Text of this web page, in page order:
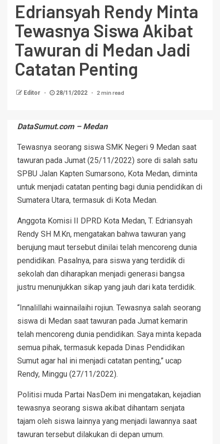
Edriansyah Rendy Minta
Tewasnya Siswa Akibat
Tawuran di Medan Jadi
Catatan Penting
Editor 28/11/2022 2 min read
DataSumut.com – Medan
Tewasnya seorang siswa SMK Negeri 9 Medan saat
tawuran pada Jumat (25/11/2022) sore di salah satu
SPBU Jalan Kapten Sumarsono, Kota Medan, diminta
untuk menjadi catatan penting bagi dunia pendidikan di
Sumatera Utara, termasuk di Kota Medan.
Anggota Komisi II DPRD Kota Medan, T. Edriansyah
Rendy SH M.Kn, mengatakan bahwa tawuran yang
berujung maut tersebut dinilai telah mencoreng dunia
pendidikan. Pasalnya, para siswa yang terdidik di
sekolah dan diharapkan menjadi generasi bangsa
justru menunjukkan sikap yang jauh dari kata terdidik.
“Innalillahi wainnailaihi rojiun. Tewasnya salah seorang
siswa di Medan saat tawuran pada Jumat kemarin
telah mencoreng dunia pendidikan. Saya minta kepada
semua pihak, termasuk kepada Dinas Pendidikan
Sumut agar hal ini menjadi catatan penting,” ucap
Rendy, Minggu (27/11/2022).
Politisi muda Partai NasDem ini mengatakan, kejadian
tewasnya seorang siswa akibat dihantam senjata
tajam oleh siswa lainnya yang menjadi lawannya saat
tawuran tersebut dilakukan di depan umum.